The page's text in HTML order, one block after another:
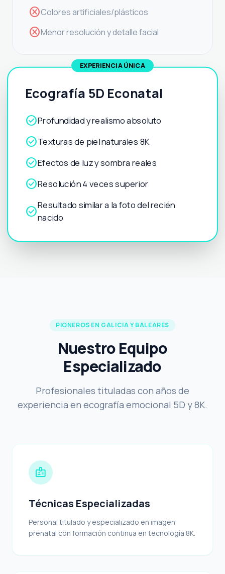
cancelColores artificiales/plásticos
cancelMenor resolución y detalle facial
EXPERIENCIA ÚNICA
Ecografía 5D Econatal
check_circleProfundidad y realismo absoluto
check_circleTexturas de piel naturales 8K
check_circleEfectos de luz y sombra reales
check_circleResolución 4 veces superior
check_circleResultado similar a la foto del recién
nacido
PIONEROS EN GALICIA Y BALEARES
Nuestro Equipo
Especializado
Profesionales tituladas con años de
experiencia en ecografía emocional 5D y 8K.
badge
Técnicas Especializadas
Personal titulado y especializado en imagen
prenatal con formación continua en tecnología 8K.